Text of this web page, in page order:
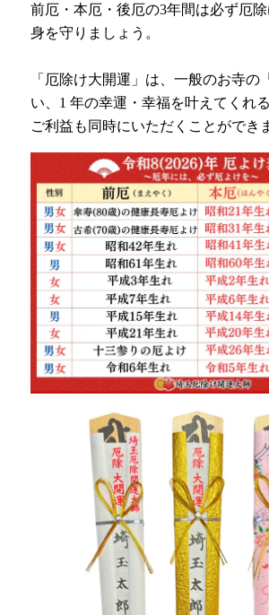
前厄・本厄・後厄の3年間は必ず厄
身を守りましょう。
「厄除け大開運」は、一般のお寺の
い、1 年の幸運・幸福を叶えてくれ
ご利益も同時にいただくことができ